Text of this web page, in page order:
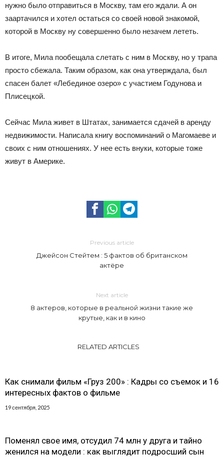
нужно было отправиться в Москву, там его ждали. А он
заартачился и хотел остаться со своей новой знакомой,
которой в Москву ну совершенно было незачем лететь.
В итоге, Мила пообещала слетать с ним в Москву, но у трапа
просто сбежала. Таким образом, как она утверждала, был
спасен балет «Лебединое озеро» с участием Годунова и
Плисецкой.
Сейчас Мила живет в Штатах, занимается сдачей в аренду
недвижимости. Написала книгу воспоминаний о Магомаеве и
своих с ним отношениях. У нее есть внуки, которые тоже
живут в Америке.
Previous article
Джейсон Стейтем : 5 фактов об британском
актёре
Next article
8 актеров, которые в реальной жизни такие же
крутые, как и в кино
RELATED ARTICLES
Как снимали фильм «Груз 200» : Кадры со съемок и 16
интересных фактов о фильме
19 сентября, 2025
Поменял свое имя, отсудил 74 млн у друга и тайно
женился на модели : как выглядит подросший сын